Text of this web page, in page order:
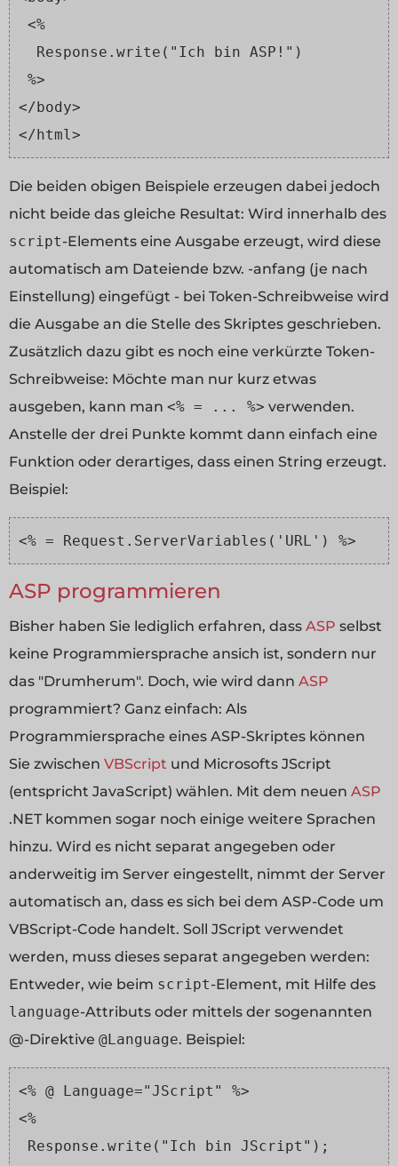
<%
Response.write("Ich bin ASP!")
%>
</body>
</html>
Die beiden obigen Beispiele erzeugen dabei jedoch
nicht beide das gleiche Resultat: Wird innerhalb des
script-Elements eine Ausgabe erzeugt, wird diese
automatisch am Dateiende bzw. -anfang (je nach
Einstellung) eingefügt - bei Token-Schreibweise wird
die Ausgabe an die Stelle des Skriptes geschrieben.
Zusätzlich dazu gibt es noch eine verkürzte Token-
Schreibweise: Möchte man nur kurz etwas
ausgeben, kann man <% = ... %> verwenden.
Anstelle der drei Punkte kommt dann einfach eine
Funktion oder derartiges, dass einen String erzeugt.
Beispiel:
<% = Request.ServerVariables('URL') %>
ASP programmieren
Bisher haben Sie lediglich erfahren, dass ASP selbst
keine Programmiersprache ansich ist, sondern nur
das "Drumherum". Doch, wie wird dann ASP
programmiert? Ganz einfach: Als
Programmiersprache eines ASP-Skriptes können
Sie zwischen VBScript und Microsofts JScript
(entspricht JavaScript) wählen. Mit dem neuen ASP
.NET kommen sogar noch einige weitere Sprachen
hinzu. Wird es nicht separat angegeben oder
anderweitig im Server eingestellt, nimmt der Server
automatisch an, dass es sich bei dem ASP-Code um
VBScript-Code handelt. Soll JScript verwendet
werden, muss dieses separat angegeben werden:
Entweder, wie beim script-Element, mit Hilfe des
language-Attributs oder mittels der sogenannten
@-Direktive @Language. Beispiel:
<% @ Language="JScript" %>
<%
Response.write("Ich bin JScript");